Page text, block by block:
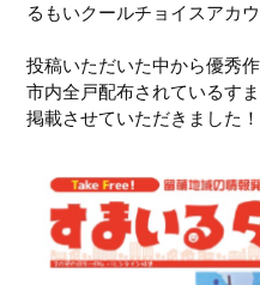
るもいクールチョイスアカ
投稿いただいた中から優秀
市内全戸配布されているす
掲載させていただきました！